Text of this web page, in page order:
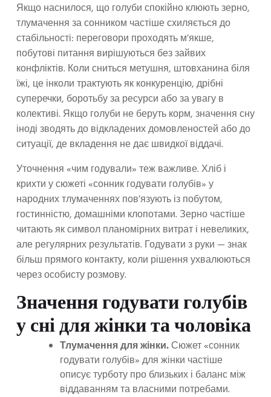
Якщо наснилося, що голуби спокійно клюють зерно,
тлумачення за сонником частіше схиляється до
стабільності: переговори проходять м’якше,
побутові питання вирішуються без зайвих
конфліктів. Коли сниться метушня, штовханина біля
їжі, це інколи трактують як конкуренцію, дрібні
суперечки, боротьбу за ресурси або за увагу в
колективі. Якщо голуби не беруть корм, значення сну
іноді зводять до відкладених домовленостей або до
ситуації, де вкладення не дає швидкої віддачі.
Уточнення «чим годували» теж важливе. Хліб і
крихти у сюжеті «сонник годувати голубів» у
народних тлумаченнях пов’язують із побутом,
гостинністю, домашніми клопотами. Зерно частіше
читають як символ планомірних витрат і невеликих,
але регулярних результатів. Годувати з руки — знак
більш прямого контакту, коли рішення ухвалюються
через особисту розмову.
Значення годувати голубів
у сні для жінки та чоловіка
Тлумачення для жінки.Сюжет «сонник
годувати голубів» для жінки частіше
описує турботу про близьких і баланс між
віддаванням та власними потребами.